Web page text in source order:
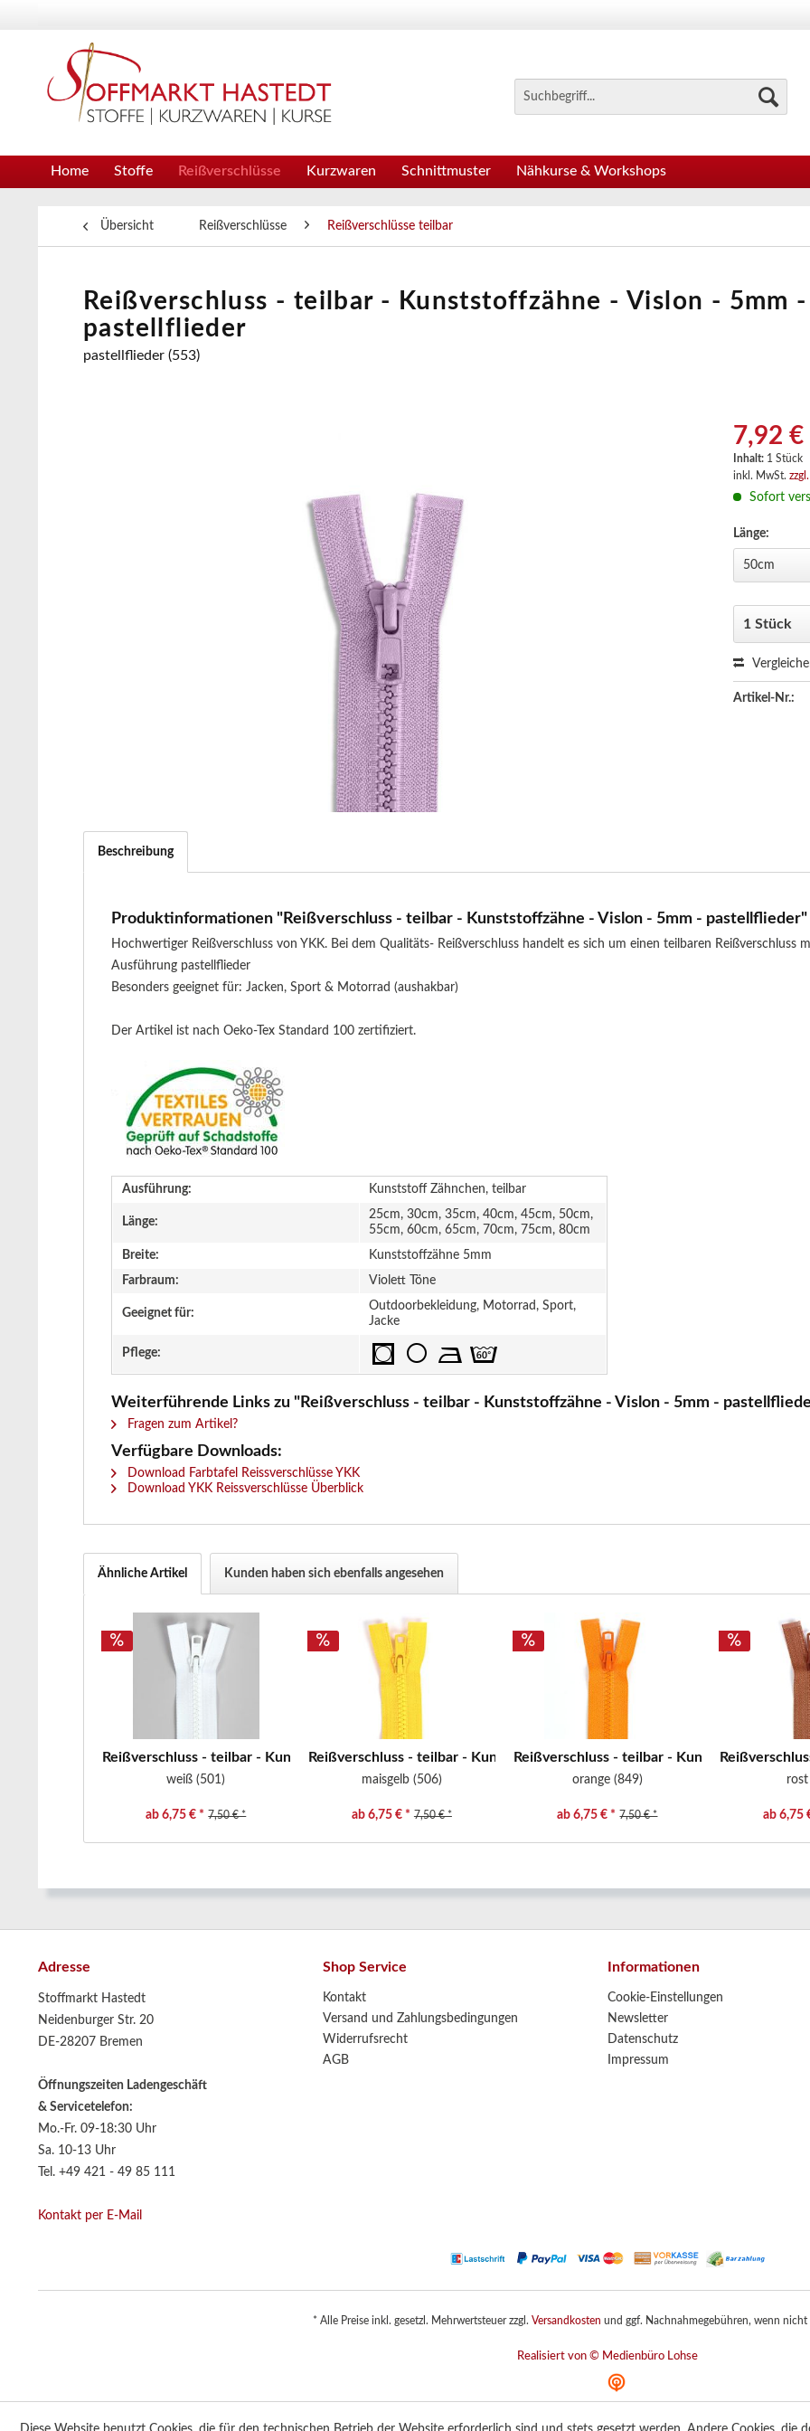
Home Stoffe Reißverschlüsse Kurzwaren Schnittmuster Nähkurse & Workshops
Übersicht Reißverschlüsse Reißverschlüsse teilbar
Reißverschluss - teilbar - Kunststoffzähne - Vislon - 5mm -
pastellflieder
pastellflieder (553)
7,92 €
Inhalt: 1 Stück
inkl. MwSt.
Sofort
Länge:
Artikel-Nr.:
Beschreibung
Produktinformationen "Reißverschluss - teilbar - Kunststoffzähne - Vislon - 5mm - pastellflieder"
Hochwertiger Reißverschluss von YKK. Bei dem Qualitäts- Reißverschluss handelt es sich um einen teilbaren Reißverschluss
Ausführung pastellflieder
Besonders geeignet für: Jacken, Sport & Motorrad (aushakbar)
Der Artikel ist nach Oeko-Tex Standard 100 zertifiziert.
Ausführung: Kunststoff Zähnchen, teilbar
Länge:
25cm, 30cm, 35cm, 40cm, 45cm, 50cm,
55cm, 60cm, 65cm, 70cm, 75cm, 80cm
Breite:
Kunststoffzähne 5mm
Farbraum:
Violett Töne
Geeignet für:
Outdoorbekleidung, Motorrad, Sport,
Jacke
Pflege:
Weiterführende Links zu "Reißverschluss - teilbar - Kunststoffzähne - Vislon - 5mm -
Fragen zum Artikel?
Verfügbare Downloads:
Download Farbtafel Reissverschlüsse YKK
Download YKK Reissverschlüsse Überblick
Ähnliche Artikel Kunden haben sich ebenfalls angesehen
Reißverschluss - teilbar - Kunststoffzähne -...
weiß (501)
ab 6,75 € * 7,50 € *
Reißverschluss - teilbar - Kunststoffzähne -...
maisgelb (506)
ab 6,75 € * 7,50 € *
Reißverschluss - teilbar - Kunststoffzähne -...
orange (849)
ab 6,75 € * 7,50 € * ab 6,75
Adresse
Stoffmarkt Hastedt
Neidenburger Str. 20
DE-28207 Bremen
Öffnungszeiten Ladengeschäft
& Servicetelefon:
Mo.-Fr. 09-18:30 Uhr
Sa. 10-13 Uhr
Tel. +49 421 - 49 85 111
Kontakt per E-Mail
Shop Service
Kontakt
Versand und Zahlungsbedingungen
Widerrufsrecht
AGB
Informationen
Cookie-Einstellungen
Newsletter
Datenschutz
Impressum
* Alle Preise inkl. gesetzl. Mehrwertsteuer zzgl. Versandkosten und ggf. Nachnahmegebühren, wenn nicht
Realisiert von © Medienbüro Lohse